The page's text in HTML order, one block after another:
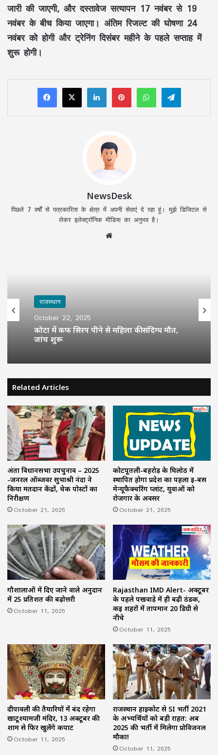
जारी की जाएगी, और दस्तावेज सत्यापन 17 नवंबर से 19
नवंबर के बीच किया जाएगा। अंतिम रिजल्ट की घोषणा 24
नवंबर को होगी और ट्रेनिंग दिसंबर महीने के पहले सप्ताह में
शुरू होगी।
LinkedInPinterestWhatsAppTelegram
NewsDesk
पिछले 7 वर्षों से पत्रकारिता के क्षेत्र में अपनी सेवाएं दे रहा हूं। मुझे डिजिटल से
लेकर इलेक्ट्रॉनिक मीडिया का अनुभव है।
राजस्थान
October 22, 2025
कोटा में कफ सिरप पीने से महिला की संदिग्ध मौत,
जांच शुरू
Related Articles
अंता विधानसभा उपचुनाव – 2025
-जनरल ऑब्जर्वर सुभाश्री नंदा ने
किया मतदान केंद्रों, चेक पोस्टों का
निरीक्षण
October 21, 2025
कोटपूतली-बहरोड़ के घिलोठ में
स्थापित होगा प्रदेश का पहला ई-बस
मेन्यूफैक्चरिंग प्लांट, युवाओं को
रोजगार के अवसर
October 21, 2025
गौशालाओं में दिए जाने वाले अनुदान
में 25 प्रतिशत की बढ़ोत्तरी
October 11, 2025
Rajasthan IMD Alert- अक्टूबर
के पहले पखवाड़े में ही बढ़ी ठंडक,
कई शहरों में तापमान 20 डिग्री से
नीचे
October 11, 2025
दीपावली की तैयारियों में बंद रहेगा
खाटूश्यामजी मंदिर, 13 अक्टूबर की
शाम से फिर खुलेंगे कपाट
October 11, 2025
राजस्थान हाईकोर्ट से SI भर्ती 2021
के अभ्यर्थियों को बड़ी राहत: अब
2025 की भर्ती में मिलेगा प्रोविजनल
मौका!
October 11, 2025